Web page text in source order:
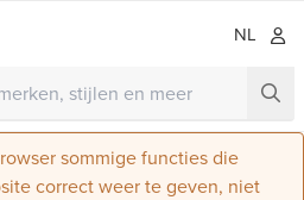
NL
sommige functies die
correct weer te geven, niet